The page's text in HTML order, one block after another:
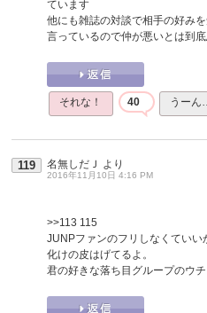
ています
他にも雑誌の対談で相手の好み
言っているので仲が悪いとは到底
それな！ 40 うーん
119 名無しだＪ より
2016年11月10日 4:16 PM
>>113 115
JUNPファンのフリしなくていい
化けの皮はげてるよ。
君の好きな落ち目グループのウチ